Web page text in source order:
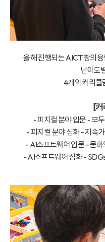
올해 진행되는 AICT 창의
난이도
4개의 커리큘
[
- 피지컬 분야 입문 - 모
- 피지컬 분야 심화 - 지속
- AI소프트웨어 입문 - 문
- AI소프트웨어 심화 -